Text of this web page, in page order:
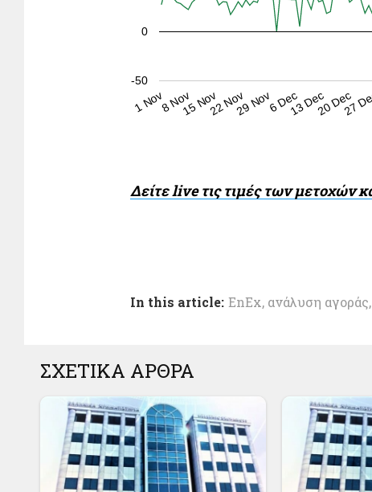
1 Nov8 Nov15 Nov22 Nov29 Nov6 Dec13 Dec20 Dec
27
-50
0
Δείτε live τις τιμές των μετοχών
In this article: EnEx, ανάλυση αγοράς,
ΣΧΕΤΙΚΑ ΑΡΘΡΑ